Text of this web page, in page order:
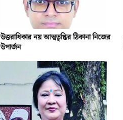
উত্তরাধিকার নয় আত্মতৃপ্তির ঠিকানা নিজের
উপার্জন